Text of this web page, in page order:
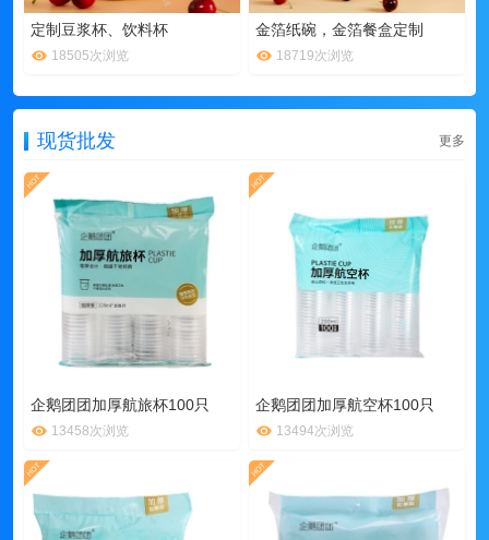
定制豆浆杯、饮料杯
18505次浏览
金箔纸碗，金箔餐盒定制
18719次浏览
现货批发 更多
企鹅团团加厚航旅杯100只
13458次浏览
企鹅团团加厚航空杯100只
13494次浏览